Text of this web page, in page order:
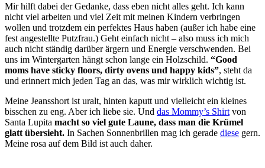
Mir hilft dabei der Gedanke, dass eben nicht alles geht. Ich kann
nicht viel arbeiten und viel Zeit mit meinen Kindern verbringen
wollen und trotzdem ein perfektes Haus haben (außer ich habe eine
fest angestellte Putzfrau.) Geht einfach nicht – also muss ich mich
auch nicht ständig darüber ärgern und Energie verschwenden. Bei
uns im Wintergarten hängt schon lange ein Holzschild. “Good
moms have sticky floors, dirty ovens und happy kids”, steht da
und erinnert mich jeden Tag an das, was mir wirklich wichtig ist.
Meine Jeansshort ist uralt, hinten kaputt und vielleicht ein kleines
bisschen zu eng. Aber ich liebe sie. Und das Mommy’s Shirt von
Santa Lupita macht so viel gute Laune, dass man die Krümel
glatt übersieht. In Sachen Sonnenbrillen mag ich gerade diese gern.
Meine rosa auf dem Bild ist auch daher.